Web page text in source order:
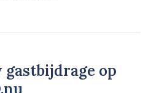
gastbijdrage op